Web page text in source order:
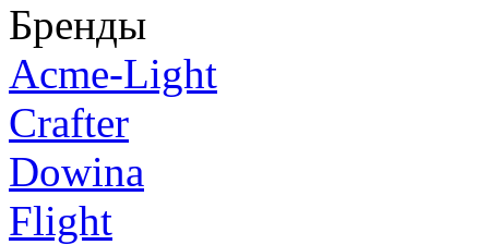
Бренды
Acme-Light
Crafter
Dowina
Flight